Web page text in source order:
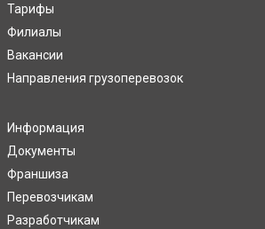
Тарифы
Филиалы
Вакансии
Направления грузоперевозок
Информация
Документы
Франшиза
Перевозчикам
Разработчикам